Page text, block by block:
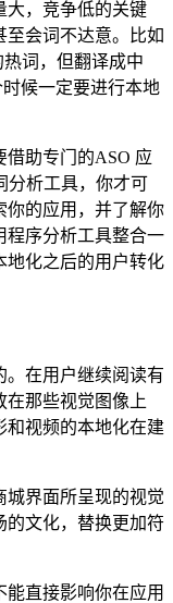
大，竞争低的关键
会词不达意。比如
热词，但翻译成中
候一定要进行本地
助专门的ASO 应
分析工具，你才可
你的应用，并了解你
程序分析工具整合一
地化之后的用户转化
。在用户继续阅读有
在那些视觉图像上
和视频的本地化在建
城界面所呈现的视觉
的文化，替换更加符
直接影响你在应用